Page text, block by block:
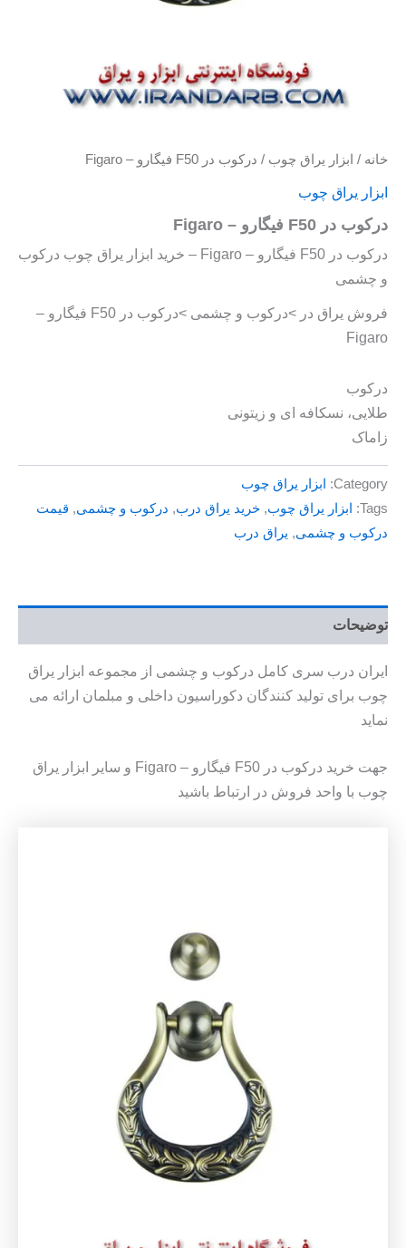
خانه / ابزار یراق چوب / درکوب در F50 فیگارو – Figaro
ابزار یراق چوب
درکوب در F50 فیگارو – Figaro
درکوب در F50 فیگارو – Figaro – خرید ابزار یراق چوب درکوب
و چشمی
فروش یراق در >درکوب و چشمی >درکوب در F50 فیگارو –
Figaro
درکوب
طلایی، نسکافه ای و زیتونی
زاماک
Category:
ابزار یراق چوب
Tags:
ابزار یراق چوب, خرید یراق درب, درکوب و چشمی, قیمت
درکوب و چشمی, یراق درب
توضیحات
ایران درب سری کامل درکوب و چشمی از مجموعه ابزار یراق
چوب برای تولید کنندگان دکوراسیون داخلی و مبلمان ارائه می
نماید
جهت خرید درکوب در F50 فیگارو – Figaro و سایر ابزار یراق
چوب با واحد فروش در ارتباط باشید